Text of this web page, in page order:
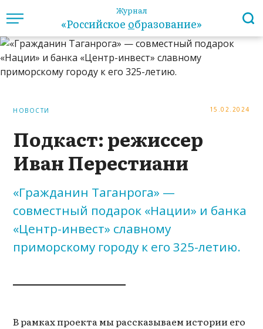
Журнал
«Российское образование»
НОВОСТИ 15.02.2024
Подкаст: режиссер
Иван Перестиани
«Гражданин Таганрога» —
совместный подарок «Нации» и банка
«Центр-инвест» славному
приморскому городу к его 325-летию.
В рамках проекта мы рассказываем истории его